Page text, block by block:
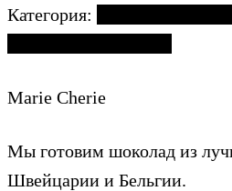
Категория:
Marie Cherie
Мы готовим шоколад из
Швейцарии и Бельгии.